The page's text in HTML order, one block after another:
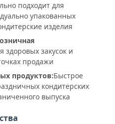
подходит для
упакованных
изделия
здоровых закусок и
продажи
продуктов:Быстрое
кондитерских
выпуска